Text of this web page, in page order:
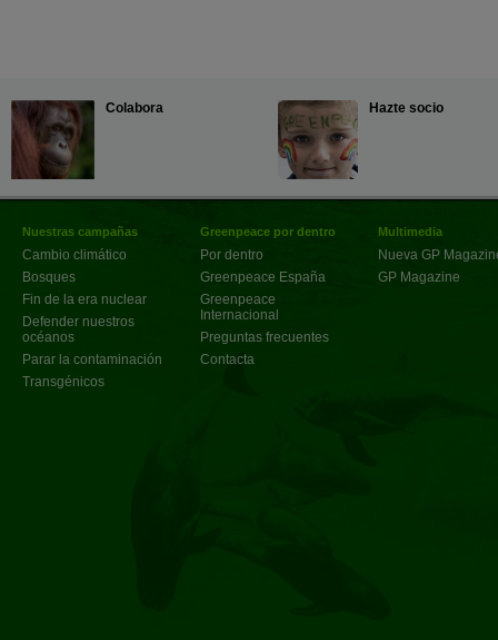
Colabora Hazte socio
Nuestras campañas
Cambio climático
Bosques
Fin de la era nuclear
Defender nuestros
océanos
Parar la contaminación
Transgénicos
Greenpeace por dentro
Por dentro
Greenpeace España
Greenpeace
Internacional
Preguntas frecuentes
Contacta
Multimedia
Nueva GP
GP Magazine